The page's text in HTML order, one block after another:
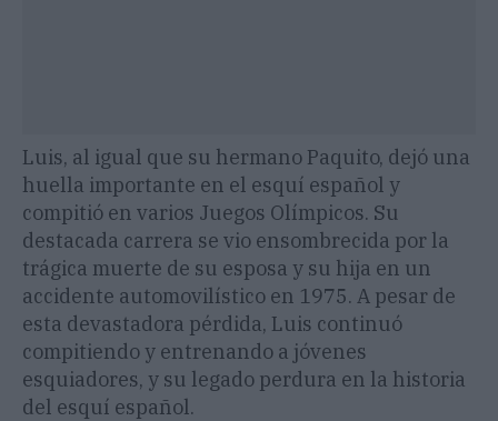
Luis, al igual que su hermano Paquito, dejó una
huella importante en el esquí español y
compitió en varios Juegos Olímpicos. Su
destacada carrera se vio ensombrecida por la
trágica muerte de su esposa y su hija en un
accidente automovilístico en 1975. A pesar de
esta devastadora pérdida, Luis continuó
compitiendo y entrenando a jóvenes
esquiadores, y su legado perdura en la historia
del esquí español.